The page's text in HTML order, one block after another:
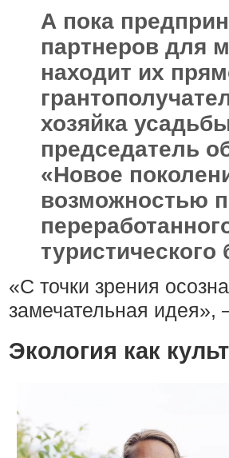
А пока
партнеров для
находит их
хозяйка
председатель
«Новое
возможностью
туристического
«С точки зрения
замечательная идея»,
Экология как